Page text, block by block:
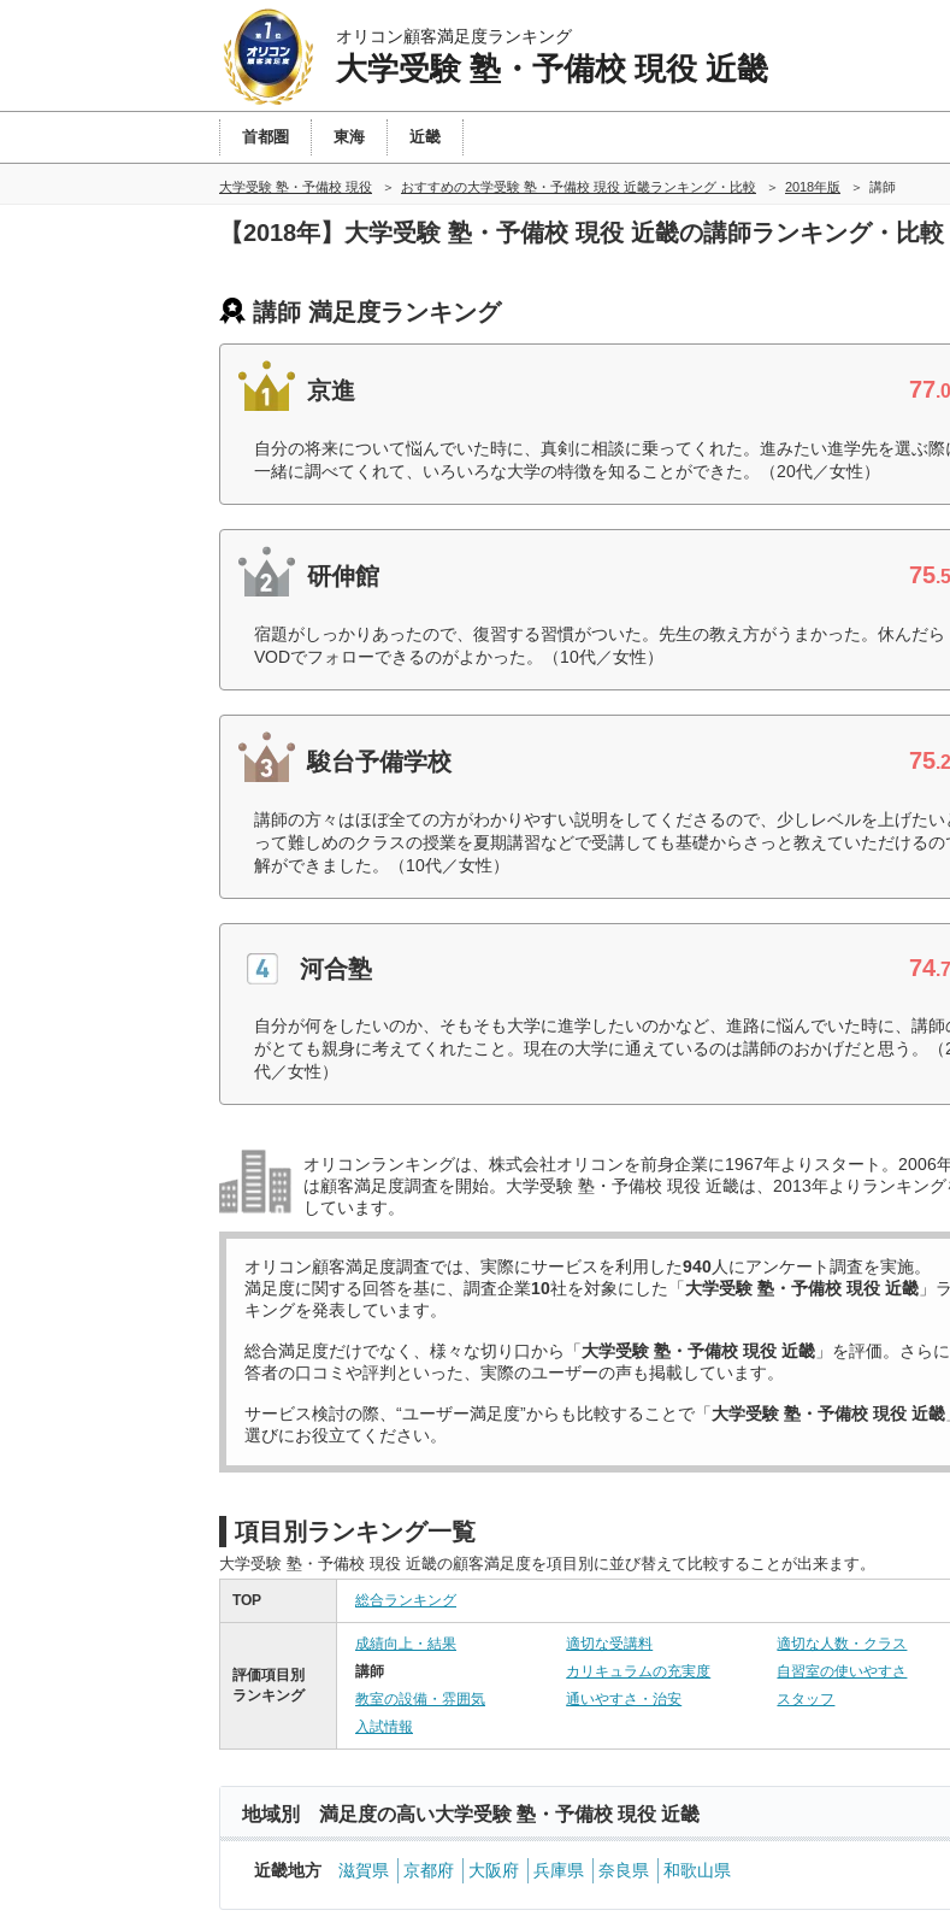
オリコン顧客満足度ランキング
大学受験 塾・予備校 現役 近畿
首都圏 東海 近畿
大学受験 塾・予備校 現役 おすすめの大学受験 塾・予備校 現役 近畿ランキング・比較 2018年版 講師
【2018年】大学受験 塾・予備校 現役 近畿の講師ランキング・比較
講師 満足度ランキング
京進 77
自分の将来について悩んでいた時に、真剣に相談に乗ってくれた。進みたい進学先を選ぶ際
一緒に調べてくれて、いろいろな大学の特徴を知ることができた。（20代／女性）
研伸館 75
宿題がしっかりあったので、復習する習慣がついた。先生の教え方がうまかった。休んだら
VODでフォローできるのがよかった。（10代／女性）
駿台予備学校 75
講師の方々はほぼ全ての方がわかりやすい説明をしてくださるので、少しレベルを上げたい
って難しめのクラスの授業を夏期講習などで受講しても基礎からさっと教えていただけるの
解ができました。（10代／女性）
河合塾 74
自分が何をしたいのか、そもそも大学に進学したいのかなど、進路に悩んでいた時に、講師
がとても親身に考えてくれたこと。現在の大学に通えているのは講師のおかげだと思う。（
代／女性）
オリコンランキングは、株式会社オリコンを前身企業に1967年よりスタート。2006
は顧客満足度調査を開始。大学受験 塾・予備校 現役 近畿は、2013年よりランキング
しています。
オリコン顧客満足度調査では、実際にサービスを利用した940人にアンケート調査を実施。
満足度に関する回答を基に、調査企業10社を対象にした「大学受験 塾・予備校 現役 近畿 」
キングを発表しています。
総合満足度だけでなく、様々な切り口から「大学受験 塾・予備校 現役 近畿 」を評価。さら
答者の口コミや評判といった、実際のユーザーの声も掲載しています。
サービス検討の際、“ユーザー満足度”からも比較することで「大学受験 塾・予備校 現役 近畿
選びにお役立てください。
項目別ランキング一覧
大学受験 塾・予備校 現役 近畿の顧客満足度を項目別に並び替えて比較することが出来ます。
TOP 総合ランキング
評価項目別
ランキング
成績向上・結果 適切な受講料
適切な人数・クラス
講師
カリキュラムの充実度
自習室の使いやすさ
教室の設備・雰囲気
通いやすさ・治安
スタッフ
入試情報
地域別 満足度の高い大学受験 塾・予備校 現役 近畿
近畿地方 滋賀県 京都府 大阪府 兵庫県 奈良県 和歌山県